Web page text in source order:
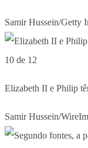
Samir Hussein/Getty
10 de 12
Elizabeth II e Philip
Samir Hussein/